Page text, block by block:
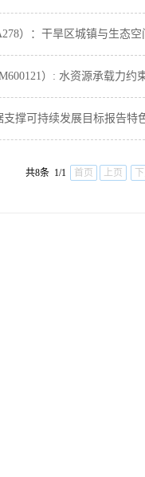
）：干旱区城镇与生态
）: 水资源承载力
撑可持续发展目标报告特
共8条 1/1 首页 上页